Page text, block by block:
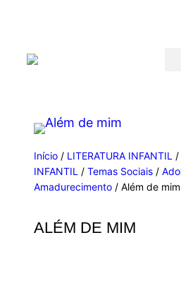
Início / LITERATURA INFANTIL
INFANTIL /Temas Sociais /
Amadurecimento / Além de mim
ALÉM DE MIM